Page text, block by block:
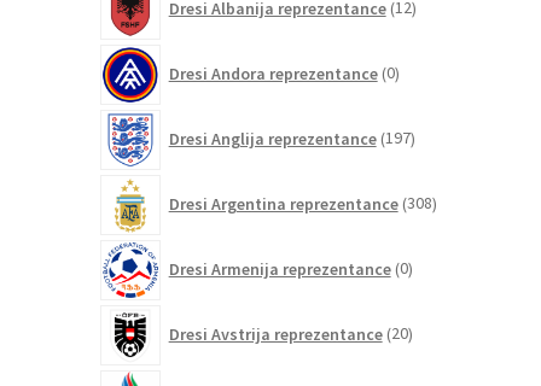
Dresi Albanija reprezentance 12izdelkov
Dresi Andora reprezentance 0izdelkov
Dresi Anglija reprezentance 197izdelkov
Dresi Argentina reprezentance 308izdelkov
Dresi Armenija reprezentance 0izdelkov
Dresi Avstrija reprezentance 20izdelkov